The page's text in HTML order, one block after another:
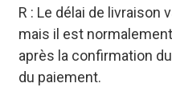
R : Le délai de livraison
mais il est
après la confirmation
du paiement.